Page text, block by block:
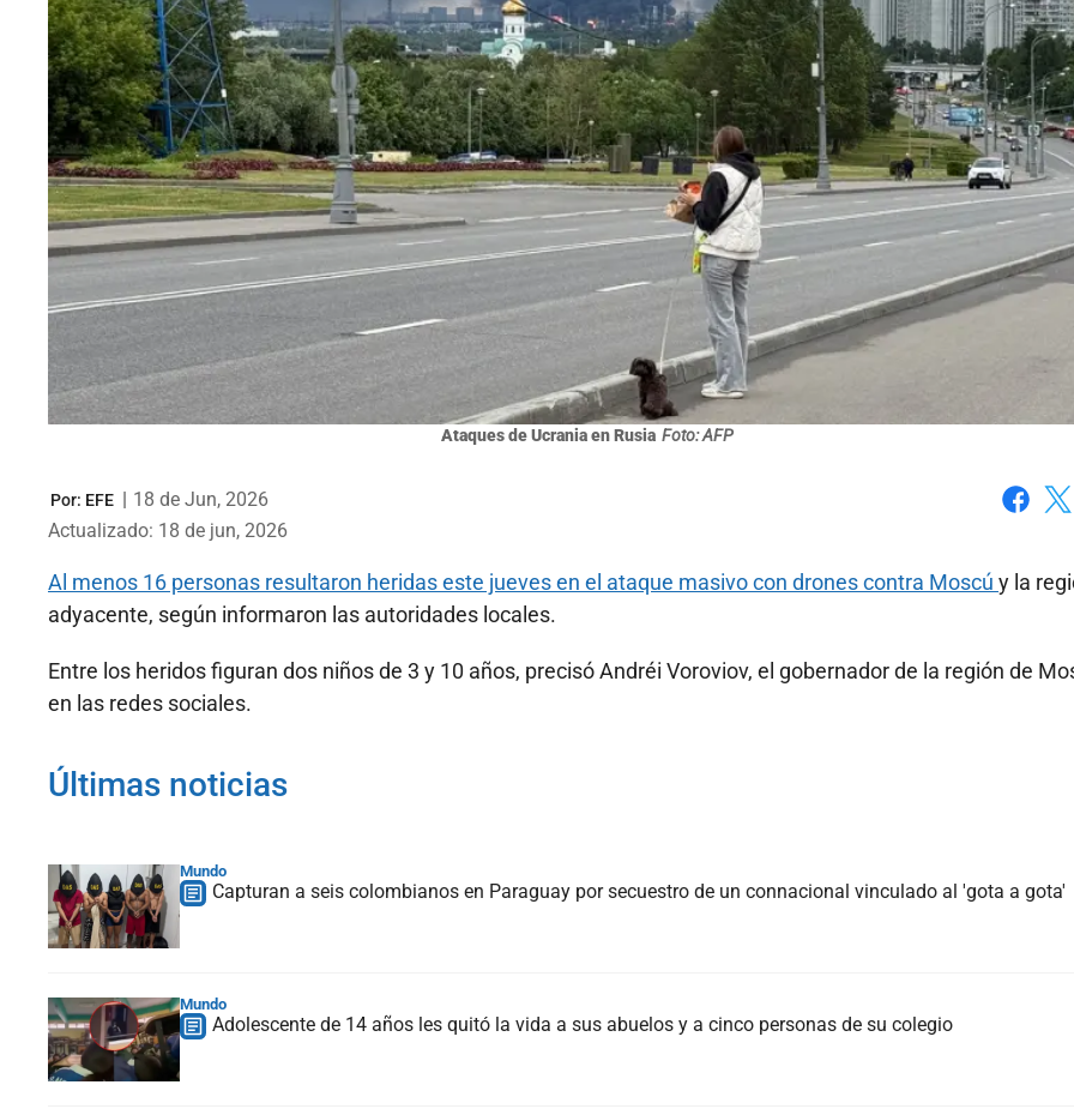
Ataques de Ucrania en Rusia Foto: AFP
Por: EFE | 18 de Jun, 2026
Actualizado: 18 de jun, 2026
Al menos 16 personas resultaron heridas este jueves en el ataque masivo con drones contra Moscú y la
adyacente, según informaron las autoridades locales.
Entre los heridos figuran dos niños de 3 y 10 años, precisó Andréi Voroviov, el gobernador de la región de
en las redes sociales.
Últimas noticias
Mundo
Capturan a seis colombianos en Paraguay por secuestro de un connacional vinculado al 'gota a gota'
Mundo
Adolescente de 14 años les quitó la vida a sus abuelos y a cinco personas de su colegio